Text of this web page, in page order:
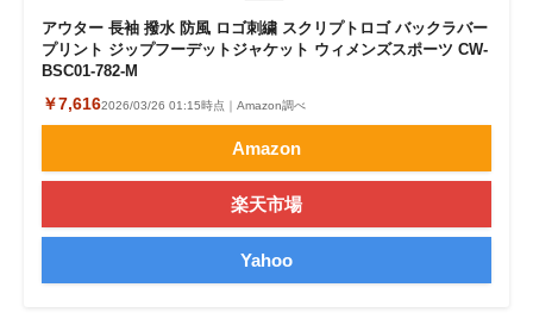
ちょっと気になるネットの話題
アウター 長袖 撥水 防風 ロゴ刺繍 スクリプトロゴ バックラバー
プリント ジップフーデットジャケット ウィメンズスポーツ CW-
BSC01-782-M
￥7,6162026/03/26 01:15時点｜Amazon調べ
Amazon
楽天市場
Yahoo